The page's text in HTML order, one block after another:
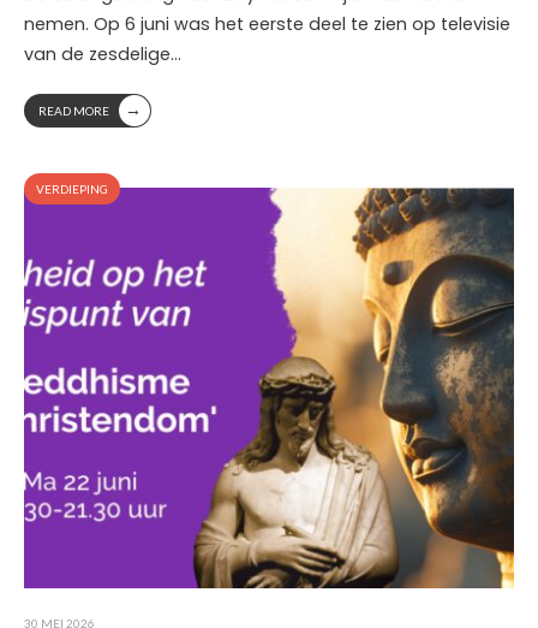
nemen. Op 6 juni was het eerste deel te zien op televisie
van de zesdelige...
READ MORE →
VERDIEPING
30 MEI 2026